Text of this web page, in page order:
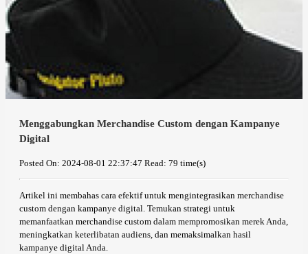
Menggabungkan Merchandise Custom dengan Kampanye
Digital
Posted On: 2024-08-01 22:37:47 Read: 79 time(s)
Artikel ini membahas cara efektif untuk mengintegrasikan merchandise
custom dengan kampanye digital. Temukan strategi untuk
memanfaatkan merchandise custom dalam mempromosikan merek Anda,
meningkatkan keterlibatan audiens, dan memaksimalkan hasil
kampanye digital Anda.